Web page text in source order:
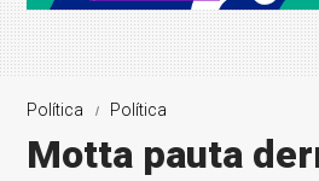
Política Política
Motta pauta